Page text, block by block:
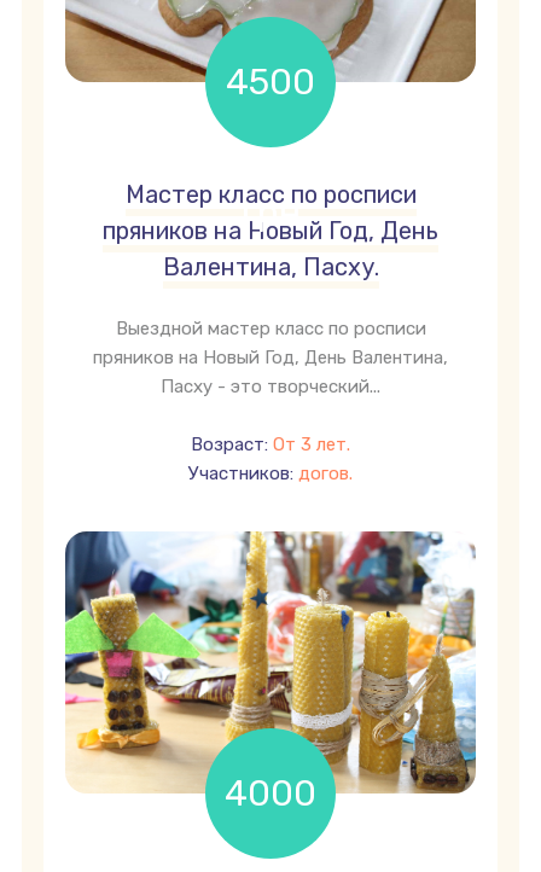
4500
грн
Мастер класс по росписи
пряников на Новый Год, День
Валентина, Пасху.
Выездной мастер класс по росписи
пряников на Новый Год, День Валентина,
Пасху - это творческий...
Возраст: От 3 лет.
Участников: догов.
4000